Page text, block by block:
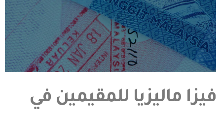
فيزا ماليزيا للمقيمين في